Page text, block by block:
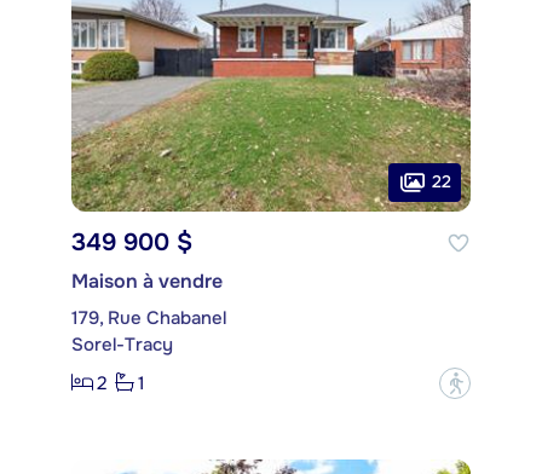
22
349 900 $
Maison à vendre
179, Rue Chabanel
Sorel-Tracy
2
1 ?